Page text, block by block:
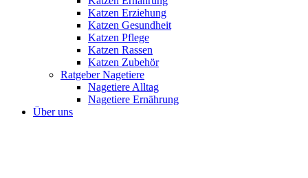
Katzen Erziehung
Katzen Gesundheit
Katzen Pflege
Katzen Rassen
Katzen Zubehör
Ratgeber Nagetiere
Nagetiere Alltag
Nagetiere Ernährung
Über uns